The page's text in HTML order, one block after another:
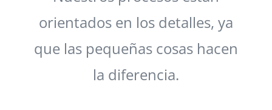
orientados en los detalles, ya
que las pequeñas cosas hacen
la diferencia.